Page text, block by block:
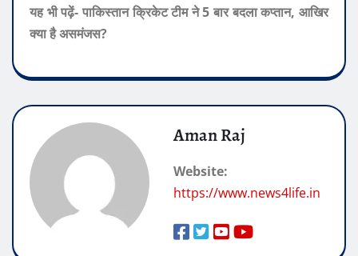
यह भी पढ़ें- पाकिस्तान क्रिकेट टीम ने 5 बार बदला कप्तान, आखिर
क्या है असमंजस?
Aman Raj
Website:
https://www.news4life.in